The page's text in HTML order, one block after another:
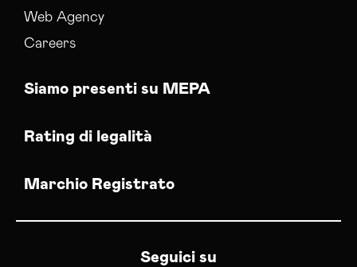
Web Agency
Careers
Siamo presenti su MEPA
Rating di legalità
Marchio Registrato
Seguici su